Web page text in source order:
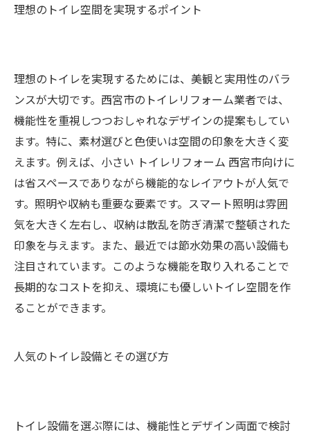
理想のトイレ空間を実現するポイント
理想のトイレを実現するためには、美観と実用性のバラ
ンスが大切です。西宮市のトイレリフォーム業者では、
機能性を重視しつつおしゃれなデザインの提案もしてい
ます。特に、素材選びと色使いは空間の印象を大きく変
えます。例えば、小さい トイレリフォーム 西宮市向けに
は省スペースでありながら機能的なレイアウトが人気で
す。照明や収納も重要な要素です。スマート照明は雰囲
気を大きく左右し、収納は散乱を防ぎ清潔で整頓された
印象を与えます。また、最近では節水効果の高い設備も
注目されています。このような機能を取り入れることで
長期的なコストを抑え、環境にも優しいトイレ空間を作
ることができます。
人気のトイレ設備とその選び方
トイレ設備を選ぶ際には、機能性とデザイン両面で検討